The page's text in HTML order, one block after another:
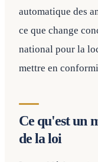
automatique des
ce que change
national pour la
mettre en
Ce qu'est un
de la loi